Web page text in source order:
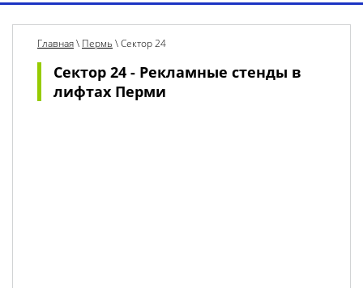
Главная\ Пермь \Сектор 24
Сектор 24 - Рекламные стенды в
лифтах Перми